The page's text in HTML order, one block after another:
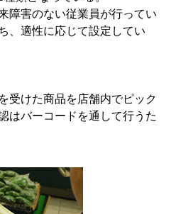
障害のない従業員が行ってい
、適性に応じて設定してい
受けた商品を店舗内でピック
はバーコードを通して行うた